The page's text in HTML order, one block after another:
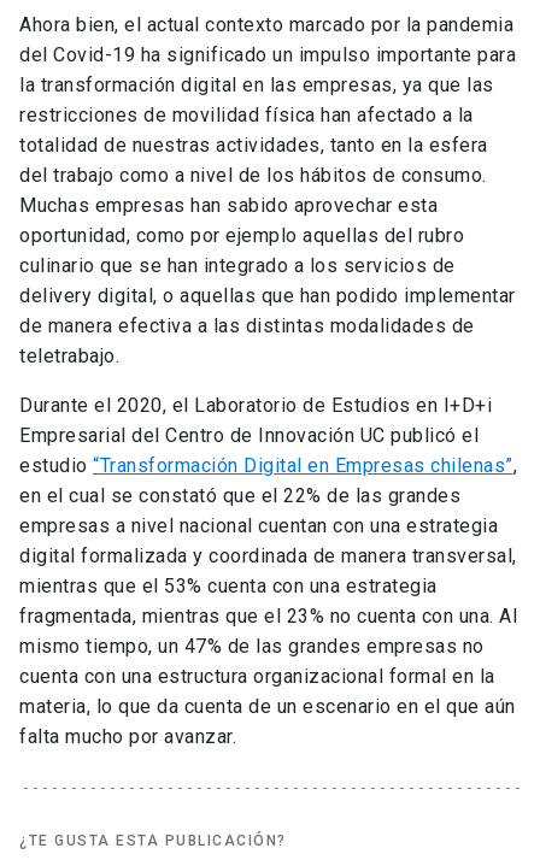
Ahora bien, el actual contexto marcado por la pandemia
del Covid-19 ha significado un impulso importante para
la transformación digital en las empresas, ya que las
restricciones de movilidad física han afectado a la
totalidad de nuestras actividades, tanto en la esfera
del trabajo como a nivel de los hábitos de consumo.
Muchas empresas han sabido aprovechar esta
oportunidad, como por ejemplo aquellas del rubro
culinario que se han integrado a los servicios de
delivery digital, o aquellas que han podido implementar
de manera efectiva a las distintas modalidades de
teletrabajo.
Durante el 2020, el Laboratorio de Estudios en I+D+i
Empresarial del Centro de Innovación UC publicó el
estudio “Transformación Digital en Empresas chilenas”,
en el cual se constató que el 22% de las grandes
empresas a nivel nacional cuentan con una estrategia
digital formalizada y coordinada de manera transversal,
mientras que el 53% cuenta con una estrategia
fragmentada, mientras que el 23% no cuenta con una. Al
mismo tiempo, un 47% de las grandes empresas no
cuenta con una estructura organizacional formal en la
materia, lo que da cuenta de un escenario en el que aún
falta mucho por avanzar.
¿TE GUSTA ESTA PUBLICACIÓN?